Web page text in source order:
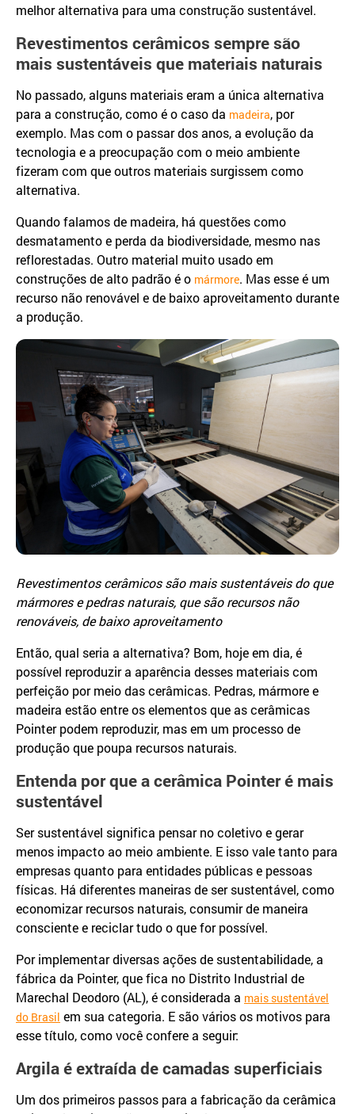
melhor alternativa para uma construção sustentável.
Revestimentos cerâmicos sempre são
mais sustentáveis que materiais naturais
No passado, alguns materiais eram a única alternativa
para a construção, como é o caso da madeira, por
exemplo. Mas com o passar dos anos, a evolução da
tecnologia e a preocupação com o meio ambiente
fizeram com que outros materiais surgissem como
alternativa.
Quando falamos de madeira, há questões como
desmatamento e perda da biodiversidade, mesmo nas
reflorestadas. Outro material muito usado em
construções de alto padrão é o mármore. Mas esse é um
recurso não renovável e de baixo aproveitamento durante
a produção.
Revestimentos cerâmicos são mais sustentáveis do que
mármores e pedras naturais, que são recursos não
renováveis, de baixo aproveitamento
Então, qual seria a alternativa? Bom, hoje em dia, é
possível reproduzir a aparência desses materiais com
perfeição por meio das cerâmicas. Pedras, mármore e
madeira estão entre os elementos que as cerâmicas
Pointer podem reproduzir, mas em um processo de
produção que poupa recursos naturais.
Entenda por que a cerâmica Pointer é mais
sustentável
Ser sustentável significa pensar no coletivo e gerar
menos impacto ao meio ambiente. E isso vale tanto para
empresas quanto para entidades públicas e pessoas
físicas. Há diferentes maneiras de ser sustentável, como
economizar recursos naturais, consumir de maneira
consciente e reciclar tudo o que for possível.
Por implementar diversas ações de sustentabilidade, a
fábrica da Pointer, que fica no Distrito Industrial de
Marechal Deodoro (AL), é considerada a mais sustentável
do Brasil em sua categoria. E são vários os motivos para
esse título, como você confere a seguir:
Argila é extraída de camadas superficiais
Um dos primeiros passos para a fabricação da cerâmica